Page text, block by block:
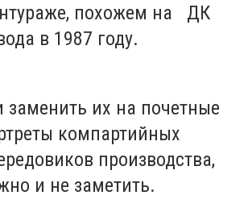
похожем на ДК
в 1987 году.
заменить их на почетные
компартийных
производства,
и не заметить.